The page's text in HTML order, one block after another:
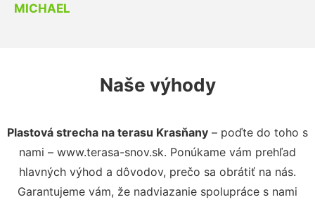
MICHAEL
Naše výhody
Plastová strecha na terasu Krasňany – poďte do toho s
nami – www.terasa-snov.sk. Ponúkame vám prehľad
hlavných výhod a dôvodov, prečo sa obrátiť na nás.
Garantujeme vám, že nadviazanie spolupráce s nami